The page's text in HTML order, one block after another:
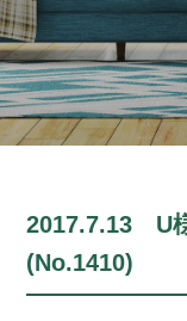
2017.7.13 U
(No.1410)